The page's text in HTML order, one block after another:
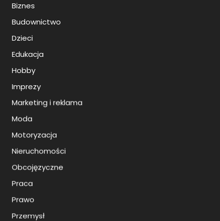
Biznes
Budownictwo
Dzieci
Edukacja
Hobby
Imprezy
Marketing i reklama
Moda
Motoryzacja
Nieruchomości
Obcojęzyczne
Praca
Prawo
Przemysł